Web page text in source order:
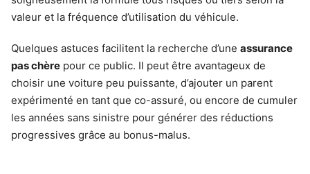
valeur et la fréquence d’utilisation du véhicule.
Quelques astuces facilitent la recherche d’une assurance
pas chère pour ce public. Il peut être avantageux de
choisir une voiture peu puissante, d’ajouter un parent
expérimenté en tant que co-assuré, ou encore de cumuler
les années sans sinistre pour générer des réductions
progressives grâce au bonus-malus.